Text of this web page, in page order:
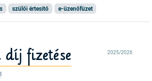
szülői értesítő e-üzenőfüzet
2025/2026
díj fizetése